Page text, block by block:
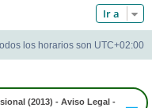
Ir a
los horarios son UTC+02:00
(2013) - Aviso Legal -